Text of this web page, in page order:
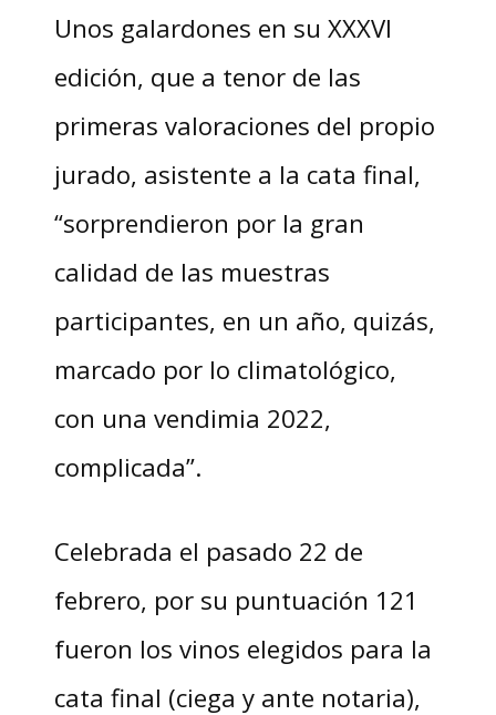
Unos galardones en su XXXVI
edición, que a tenor de las
primeras valoraciones del propio
jurado, asistente a la cata final,
“sorprendieron por la gran
calidad de las muestras
participantes, en un año, quizás,
marcado por lo climatológico,
con una vendimia 2022,
complicada”.
Celebrada el pasado 22 de
febrero, por su puntuación 121
fueron los vinos elegidos para la
cata final (ciega y ante notaria),